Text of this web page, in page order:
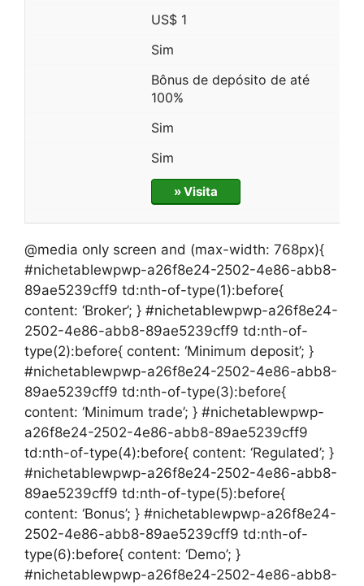
US$ 1
Sim
Bônus de depósito de até
100%
Sim
Sim
» Visita
@media only screen and (max-width: 768px){
#nichetablewpwp-a26f8e24-2502-4e86-abb8-
89ae5239cff9 td:nth-of-type(1):before{
content: ‘Broker’; } #nichetablewpwp-a26f8e24-
2502-4e86-abb8-89ae5239cff9 td:nth-of-
type(2):before{ content: ‘Minimum deposit’; }
#nichetablewpwp-a26f8e24-2502-4e86-abb8-
89ae5239cff9 td:nth-of-type(3):before{
content: ‘Minimum trade’; } #nichetablewpwp-
a26f8e24-2502-4e86-abb8-89ae5239cff9
td:nth-of-type(4):before{ content: ‘Regulated’; }
#nichetablewpwp-a26f8e24-2502-4e86-abb8-
89ae5239cff9 td:nth-of-type(5):before{
content: ‘Bonus’; } #nichetablewpwp-a26f8e24-
2502-4e86-abb8-89ae5239cff9 td:nth-of-
type(6):before{ content: ‘Demo’; }
#nichetablewpwp-a26f8e24-2502-4e86-abb8-